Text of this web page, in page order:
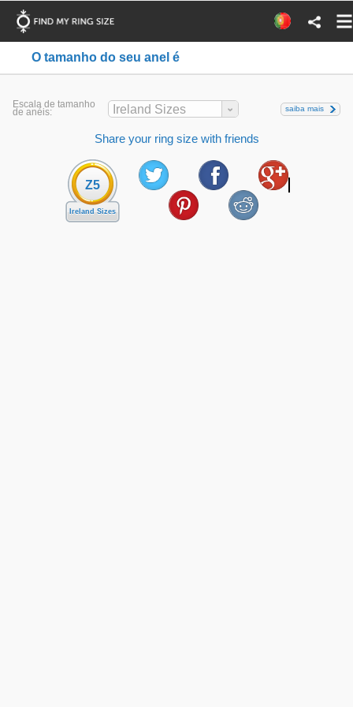
O tamanho do seu anel é
Escala de tamanho
de anéis: Ireland Sizes saiba mais
Share your ring size with friends
Z5
Ireland Sizes